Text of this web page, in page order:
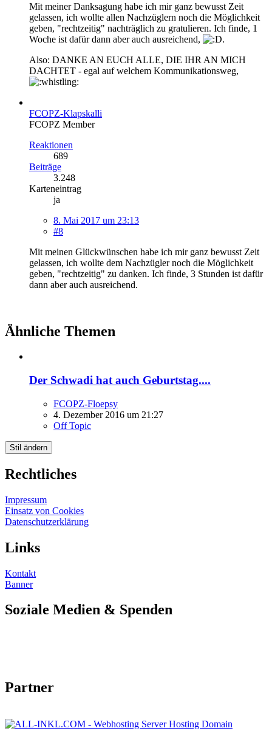
Mit meiner Danksagung habe ich mir ganz bewusst Zeit
gelassen, ich wollte allen Nachzüglern noch die Möglichkeit
geben, "rechtzeitig" nachträglich zu gratulieren. Ich finde, 1
Woche ist dafür dann aber auch ausreichend,
.
Also: DANKE AN EUCH ALLE, DIE IHR AN MICH
DACHTET - egal auf welchem Kommunikationsweg,
FCOPZ-Klapskalli
FCOPZ Member
Reaktionen
689
Beiträge
3.248
Karteneintrag
ja
8. Mai 2017 um 23:13
#8
Mit meinen Glückwünschen habe ich mir ganz bewusst Zeit
gelassen, ich wollte dem Nachzügler noch die Möglichkeit
geben, "rechtzeitig" zu danken. Ich finde, 3 Stunden ist dafür
dann aber auch ausreichend.
Ähnliche Themen
Der Schwadi hat auch Geburtstag....
FCOPZ-Floepsy
4. Dezember 2016 um 21:27
Off Topic
Stil ändern
Rechtliches
Impressum
Einsatz von Cookies
Datenschutzerklärung
Links
Kontakt
Banner
Soziale Medien & Spenden
Partner